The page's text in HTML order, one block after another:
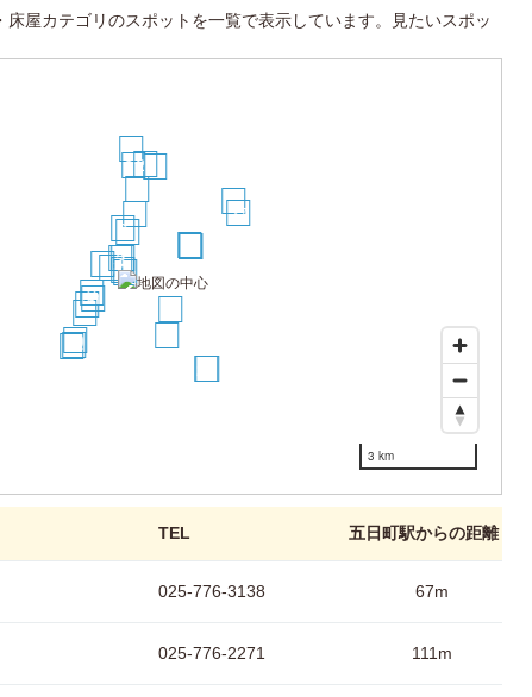
屋カテゴリのスポットを一覧で表示しています。見たいスポッ
1
234
5
7
8
9
10
11
12
15
20
21
22
24
25
26
27
28
3 km
TEL 五日町駅からの距離
025-776-3138 67m
025-776-2271 111m